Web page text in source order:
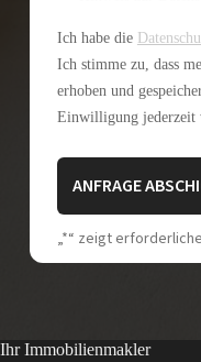
„*“ zeigt
Ich habe die
Ich stimme zu, dass
erhoben und
Einwilligung jederzeit
l
t
a
Ihr Immobilienmakler